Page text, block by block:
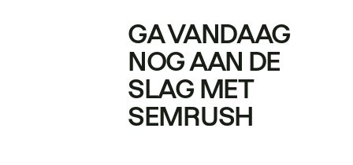
GA VANDAAG
NOG AAN DE
SLAG MET
SEMRUSH